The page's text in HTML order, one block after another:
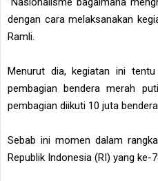
dengan cara melaksanakan
Ramli.
Menurut dia, kegiatan ini
pembagian bendera merah
pembagian diikuti 10 juta
Sebab ini momen dalam
Republik Indonesia (RI) yang ke-